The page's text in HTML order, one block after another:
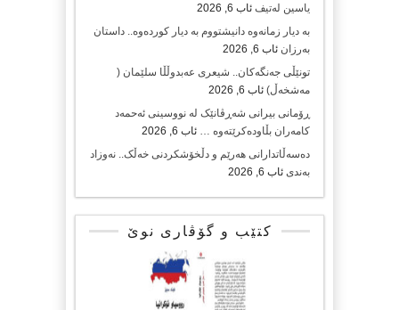
یاسین لەتیف ئاب 6, 2026
بە دیار زمانەوە دانیشتووم بە دیار کوردەوە.. داستان
بەرزان ئاب 6, 2026
تونێڵی جەنگەکان.. شیعری عەبدوڵڵا سلێمان (
مەشخەڵ) ئاب 6, 2026
ڕۆمانی بیرانی شەڕڤانێک لە نووسینی ئەحمەد
کامەران بڵاودەکرێتەوە … ئاب 6, 2026
دەسەڵاتدارانی هەرێم و دڵخۆشکردنی خەڵک.. نەوزاد
بەندی ئاب 6, 2026
کتێب و گۆڤاری نوێ